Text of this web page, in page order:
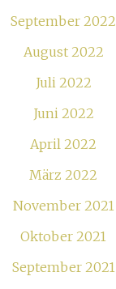
September 2022
August 2022
Juli 2022
Juni 2022
April 2022
März 2022
November 2021
Oktober 2021
September 2021